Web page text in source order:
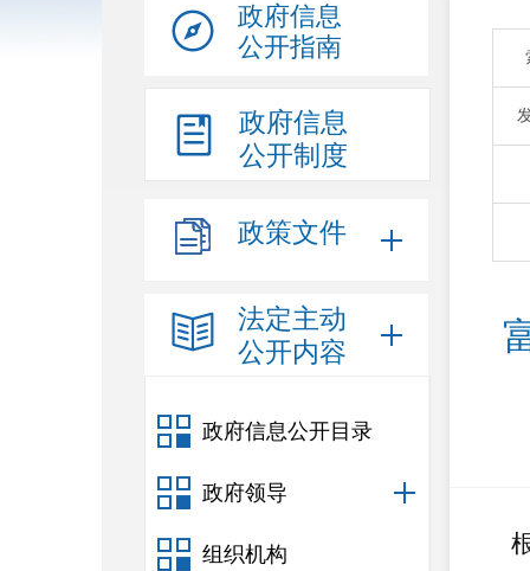
政府信息
公开指南
政府信息
公开制度
政策文件
法定主动
公开内容
政府信息公开目录
政府领导
组织机构